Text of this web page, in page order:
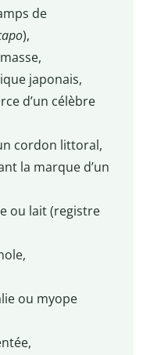
de
),
japonais,
d’un célèbre
cordon littoral,
la marque d’un
ou lait (registre
ou myope